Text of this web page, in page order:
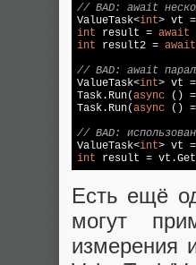
// BAD: await
ValueTask<int
int result = await
int result2 = await
// BAD: await
ValueTask<int> vt =
Task.Run(async ()
Task.Run(async ()
// BAD:
ValueTask<int
int result =
Есть ещё
могут
измерения